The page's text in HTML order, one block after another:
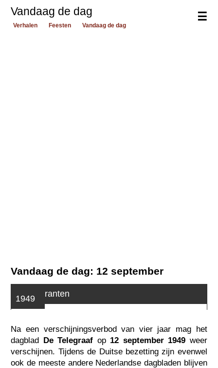
☰
Vandaag de dag
Verhalen Feesten Vandaag de dag
Vandaag de dag: 12 september
Foute kranten
1949
Na een verschijningsverbod van vier jaar mag het
dagblad De Telegraaf op 12 september 1949 weer
verschijnen. Tijdens de Duitse bezetting zijn evenwel
ook de meeste andere Nederlandse dagbladen blijven